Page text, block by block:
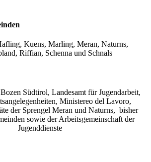
Kuens, Marling, Meran, Naturns,
Riffian, Schenna und Schnals
Südtirol, Landesamt für Jugendarbeit,
Ministereo del Lavoro,
der Sprengel Meran und Naturns, bisher
sowie der Arbeitsgemeinschaft der
Jugenddienste